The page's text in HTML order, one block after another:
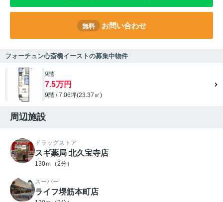
無料 お問い合わせ
フォーチュン心斎橋イーストの募集中物件
9階
7.5万円
9階 / 7.06坪(23.37㎡)
周辺施設
ドラッグストア
スギ薬局 北久宝寺店
130ｍ（2分）
スーパー
ライフ堺筋本町店